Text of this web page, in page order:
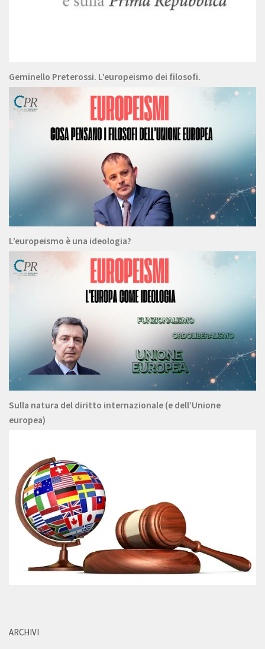
Geminello Preterossi. L’europeismo dei filosofi.
L’europeismo è una ideologia?
Sulla natura del diritto internazionale (e dell’Unione
europea)
ARCHIVI